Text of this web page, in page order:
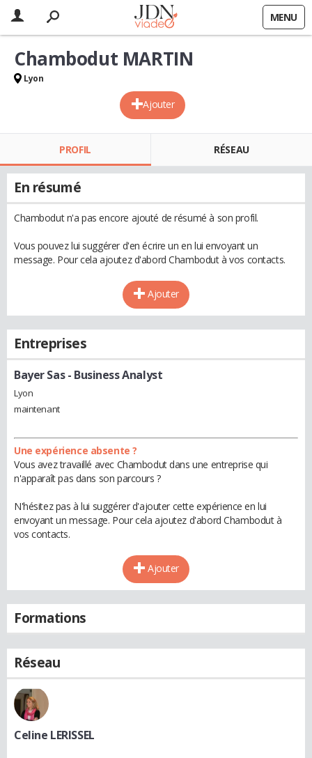
MENU
Ajouter
Chambodut MARTIN
Lyon
PROFIL RÉSEAU
En résumé
Chambodut n'a pas encore ajouté de résumé à son profil.
Vous pouvez lui suggérer d'en écrire un en lui envoyant un
message. Pour cela ajoutez d'abord Chambodut à vos contacts.
Ajouter
Entreprises
Bayer Sas- Business Analyst
Lyon
maintenant
Une expérience absente ?
Vous avez travaillé avec Chambodut dans une entreprise qui
n'apparaît pas dans son parcours ?
N'hésitez pas à lui suggérer d'ajouter cette expérience en lui
envoyant un message. Pour cela ajoutez d'abord Chambodut à
vos contacts.
Ajouter
Formations
Réseau
Celine LERISSEL